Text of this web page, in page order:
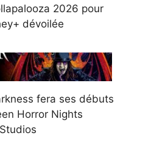
2026 pour
dévoilée
fera ses débuts
Horror Nights